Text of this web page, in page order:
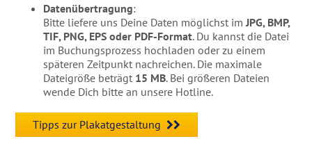
Datenübertragung:
Bitte liefere uns Deine Daten möglichst imJPG, BMP,
TIF, PNG, EPS oder PDF-Format. Du kannst die Datei
im Buchungsprozess hochladen oder zu einem
späteren Zeitpunkt nachreichen. Die maximale
Dateigröße beträgt 15 MB. Bei größeren Dateien
wende Dich bitte an unsere Hotline.
Tipps zur Plakatgestaltung